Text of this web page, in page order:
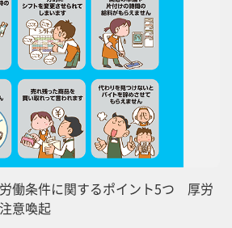
働条件に関するポイント5つ 厚労
意喚起